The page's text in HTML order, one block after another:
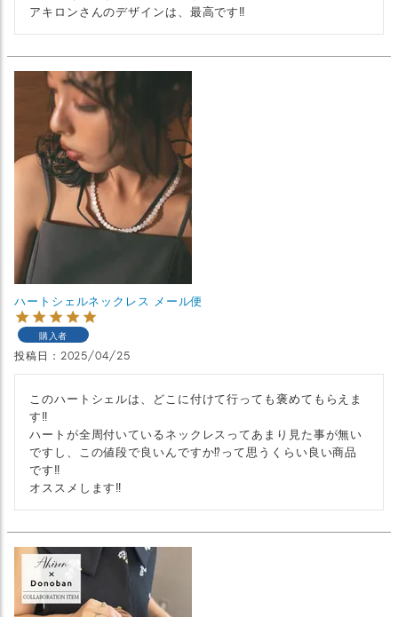
アキロンさんのデザインは、最高です‼︎
ハートシェルネックレス メール便
購入者
投稿日 2025/04/25
このハートシェルは、どこに付けて行っても褒めてもらえま
す‼︎
ハートが全周付いているネックレスってあまり見た事が無い
ですし、この値段で良いんですか⁉︎って思うくらい良い商品
です‼︎
オススメします‼︎